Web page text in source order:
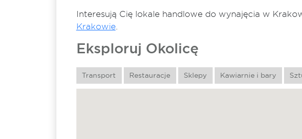
Interesują Cię lokale handlowe do wynajęcia w
Krakowie
Eksploruj Okolicę
Transport Restauracje Sklepy Kawiarnie i bary